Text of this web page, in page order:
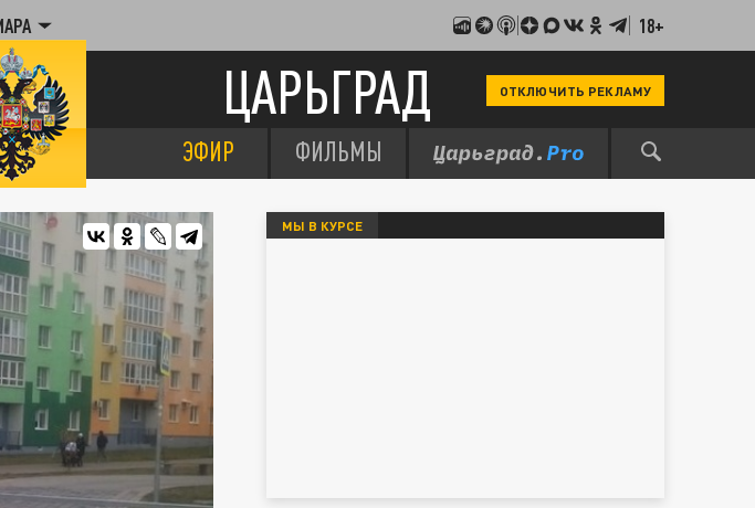
18+
ЦАРЬГРАД ОТКЛЮЧИТЬ РЕКЛАМУ
ЭФИР ФИЛЬМЫ
МЫ В КУРСЕ